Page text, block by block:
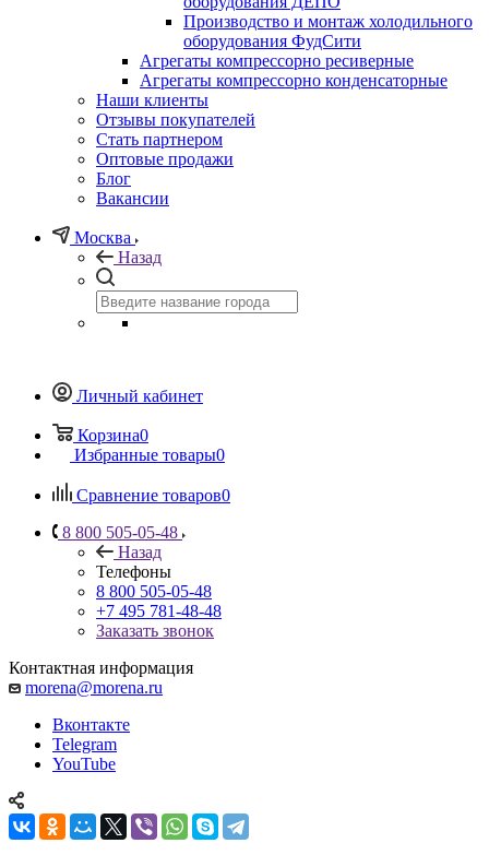
Производство и монтаж холодильного
оборудования ФудСити
Агрегаты компрессорно ресиверные
Агрегаты компрессорно конденсаторные
Наши клиенты
Отзывы покупателей
Стать партнером
Оптовые продажи
Блог
Вакансии
Москва
Назад
Личный кабинет
Корзина0
Избранные товары0
Сравнение товаров0
8 800 505-05-48
Назад
Телефоны
8 800 505-05-48
+7 495 781-48-48
Заказать звонок
Контактная информация
morena@morena.ru
Вконтакте
Telegram
YouTube